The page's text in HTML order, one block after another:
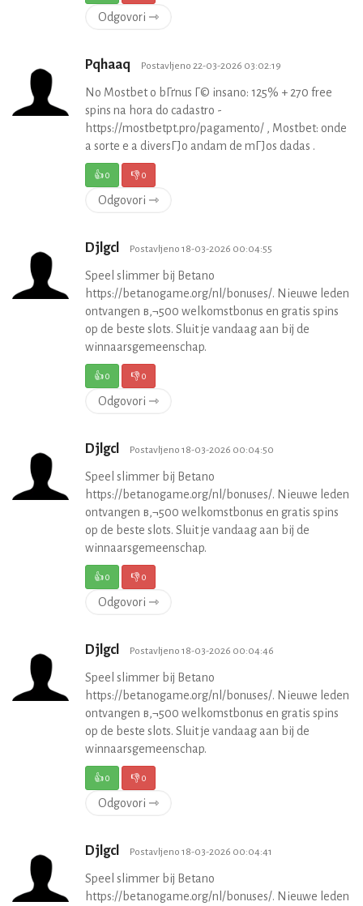
Odgovori ⇾
Pqhaaq Postavljeno 22-03-2026 03:02:19
No Mostbet o bГґnus Г© insano: 125% + 270 free
spins na hora do cadastro -
https://mostbetpt.pro/pagamento/ , Mostbet: onde
a sorte e a diversГЈo andam de mГЈos dadas .
👍0 👎0
Odgovori ⇾
Djlgcl Postavljeno 18-03-2026 00:04:55
Speel slimmer bij Betano
https://betanogame.org/nl/bonuses/. Nieuwe leden
ontvangen в‚¬500 welkomstbonus en gratis spins
op de beste slots. Sluit je vandaag aan bij de
winnaarsgemeenschap.
👍0 👎0
Odgovori ⇾
Djlgcl Postavljeno 18-03-2026 00:04:50
Speel slimmer bij Betano
https://betanogame.org/nl/bonuses/. Nieuwe leden
ontvangen в‚¬500 welkomstbonus en gratis spins
op de beste slots. Sluit je vandaag aan bij de
winnaarsgemeenschap.
👍0 👎0
Odgovori ⇾
Djlgcl Postavljeno 18-03-2026 00:04:46
Speel slimmer bij Betano
https://betanogame.org/nl/bonuses/. Nieuwe leden
ontvangen в‚¬500 welkomstbonus en gratis spins
op de beste slots. Sluit je vandaag aan bij de
winnaarsgemeenschap.
👍0 👎0
Odgovori ⇾
Djlgcl Postavljeno 18-03-2026 00:04:41
Speel slimmer bij Betano
https://betanogame.org/nl/bonuses/. Nieuwe leden